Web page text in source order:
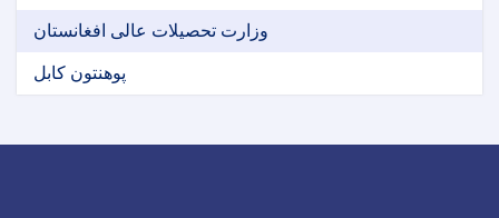
وزارت تحصیلات عالی افغانستان
پوهنتون کابل